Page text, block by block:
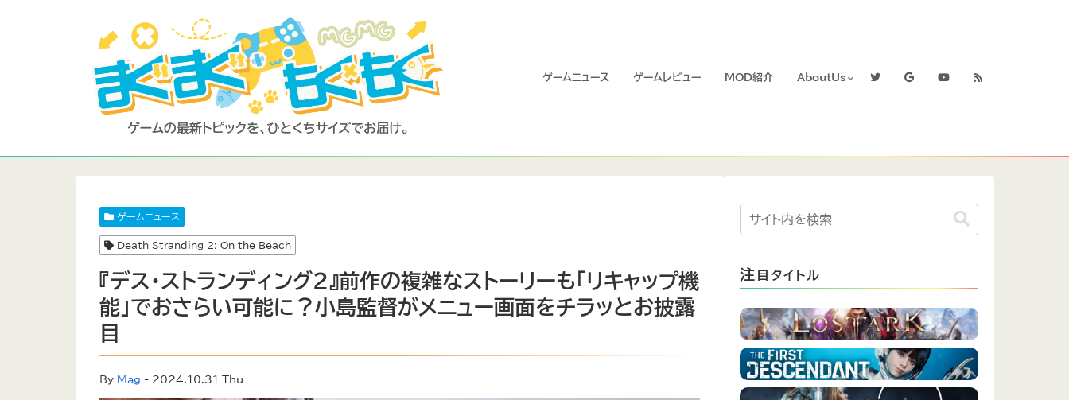
ゲームニュース ゲームレビュー MOD紹介 AboutUs
ゲームニュース
Death Stranding 2: On the Beach
『デス・ストランディング2』前作の複雑なストーリーも「リキャップ機
能」でおさらい可能に？小島監督がメニュー画面をチラッとお披露
目
By Mag - 2024.10.31 Thu
注 目タイトル